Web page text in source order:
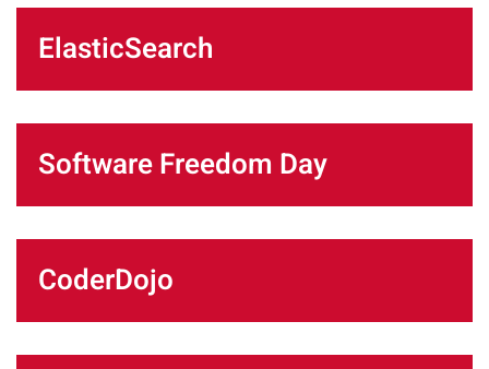
ElasticSearch
Software Freedom Day
CoderDojo